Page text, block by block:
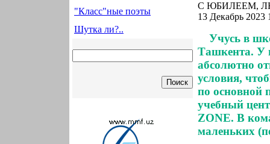
"Класс"ные поэты
Шутка ли?..
С ЮБИЛЕЕМ,
13 Декабрь 2023
Учусь в
Ташкента. У
абсолютно
условия,
по основной
учебный
ZONE. В
маленьких